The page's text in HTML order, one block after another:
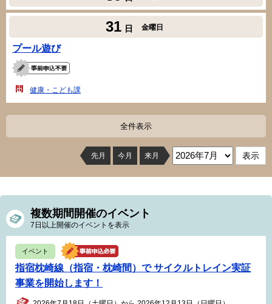
31 日 金曜日
プール遊び
健康・こども課
全件表示
先月 今月 来月
複数期間開催のイベント
7日以上開催のイベントを表示
イベント
指宿枕崎線（指宿・枕崎間）で サイクルトレイン実証
事業を開始します！